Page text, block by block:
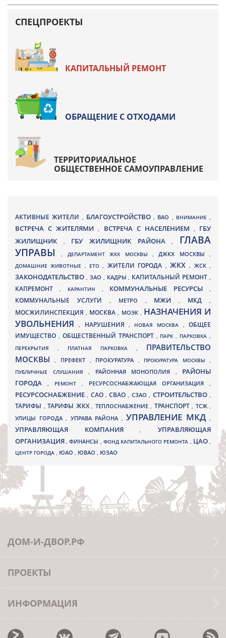
СПЕЦПРОЕКТЫ
КАПИТАЛЬНЫЙ РЕМОНТ
ОБРАЩЕНИЕ С ОТХОДАМИ
ТЕРРИТОРИАЛЬНОЕ
ОБЩЕСТВЕННОЕ САМОУПРАВЛЕНИЕ
АКТИВНЫЕ ЖИТЕЛИ , БЛАГОУСТРОЙСТВО , ВАО , ВНИМАНИЕ ,
ВСТРЕЧА С ЖИТЕЛЯМИ, ВСТРЕЧА С НАСЕЛЕНИЕМ , ГБУ
ЖИЛИЩНИК
, ГБУ ЖИЛИЩНИК РАЙОНА, ГЛАВА
УПРАВЫ, ДЕПАРТАМЕНТ ЖКХ МОСКВЫ ,ДЖКХ МОСКВЫ ,
ДОМАШНИЕ ЖИВОТНЫЕ , ЕТО, ЖИТЕЛИ ГОРОДА , ЖКХ, ЖСК,
ЗАКОНОДАТЕЛЬСТВО , ЗАО , КАДРЫ, КАПИТАЛЬНЫЙ РЕМОНТ ,
КАПРЕМОНТ , КАРАНТИН , КОММУНАЛЬНЫЕ РЕСУРСЫ,
КОММУНАЛЬНЫЕ УСЛУГИ , МЕТРО , МЖИ, МКД ,
МОСЖИЛИНСПЕКЦИЯ, МОСКВА , МОЭК , НАЗНАЧЕНИЯ И
УВОЛЬНЕНИЯ, НАРУШЕНИЯ , НОВАЯ МОСКВА ,ОБЩЕЕ
ИМУЩЕСТВО , ОБЩЕСТВЕННЫЙ ТРАНСПОРТ , ПАРК, ПАРКОВКА ,
ПЕРЕКРЫТИЯ , ПЛАТНАЯ ПАРКОВКА , ПРАВИТЕЛЬСТВО
МОСКВЫ
, ПРЕФЕКТ , ПРОКУРАТУРА , ПРОКУРАТУРА МОСКВЫ ,
ПУБЛИЧНЫЕ СЛУШАНИЯ , РАЙОННАЯ МОНОПОЛИЯ , РАЙОНЫ
ГОРОДА
, РЕМОНТ , РЕСУРСОСНАБЖАЮЩАЯ ОРГАНИЗАЦИЯ ,
РЕСУРСОСНАБЖЕНИЕ, САО,СВАО ,СЗАО, СТРОИТЕЛЬСТВО,
ТАРИФЫ , ТАРИФЫ ЖКХ , ТЕПЛОСНАБЖЕНИЕ , ТРАНСПОРТ , ТСЖ ,
УЛИЦЫ ГОРОДА , УПРАВА РАЙОНА , УПРАВЛЕНИЕ МКД ,
УПРАВЛЯЮЩАЯ КОМПАНИЯ,УПРАВЛЯЮЩАЯ
ОРГАНИЗАЦИЯ,ФИНАНСЫ , ФОНД КАПИТАЛЬНОГО РЕМОНТА , ЦАО,
ЦЕНТР ГОРОДА , ЮАО , ЮВАО , ЮЗАО
ДОМ-И-ДВОР.РФ
ПРОЕКТЫ
ИНФОРМАЦИЯ